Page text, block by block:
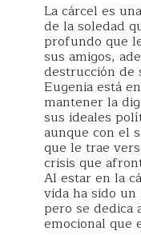
La cárcel es
de la soledad
profundo que
sus amigos,
destrucción de
Eugenia está
mantener la
sus ideales
aunque con el
que le trae
crisis que
Al estar en la
vida ha sido
pero se dedica
emocional que